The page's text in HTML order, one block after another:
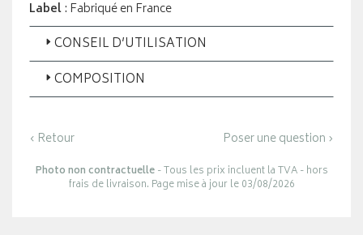
Label: Fabriqué en France
CONSEIL D’UTILISATION
COMPOSITION
‹ Retour Poser une question ›
Photo non contractuelle- Tous les prix incluent la TVA - hors
frais de livraison. Page mise à jour le 03/08/2026